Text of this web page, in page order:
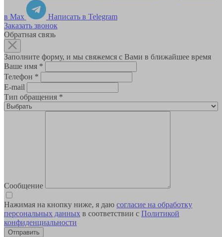
в Max
Написать в Telegram
Заказать звонок
Обратная связь
Заполните форму, и мы свяжемся с Вами в ближайшее время
Ваше имя *
Телефон *
E-mail
Тип обращения *
Сообщение
Нажимая на кнопку ниже, я даю согласие на обработку
персональных данных в соответствии с Политикой
конфиденциальности